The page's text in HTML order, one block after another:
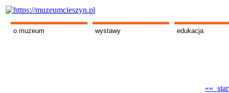
o muzeum wystawy edukacja
««